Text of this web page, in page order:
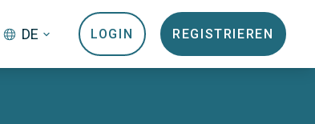
DE LOGIN REGISTRIEREN